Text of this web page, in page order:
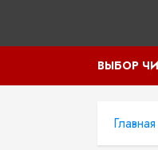
ВЫБОР
Главная